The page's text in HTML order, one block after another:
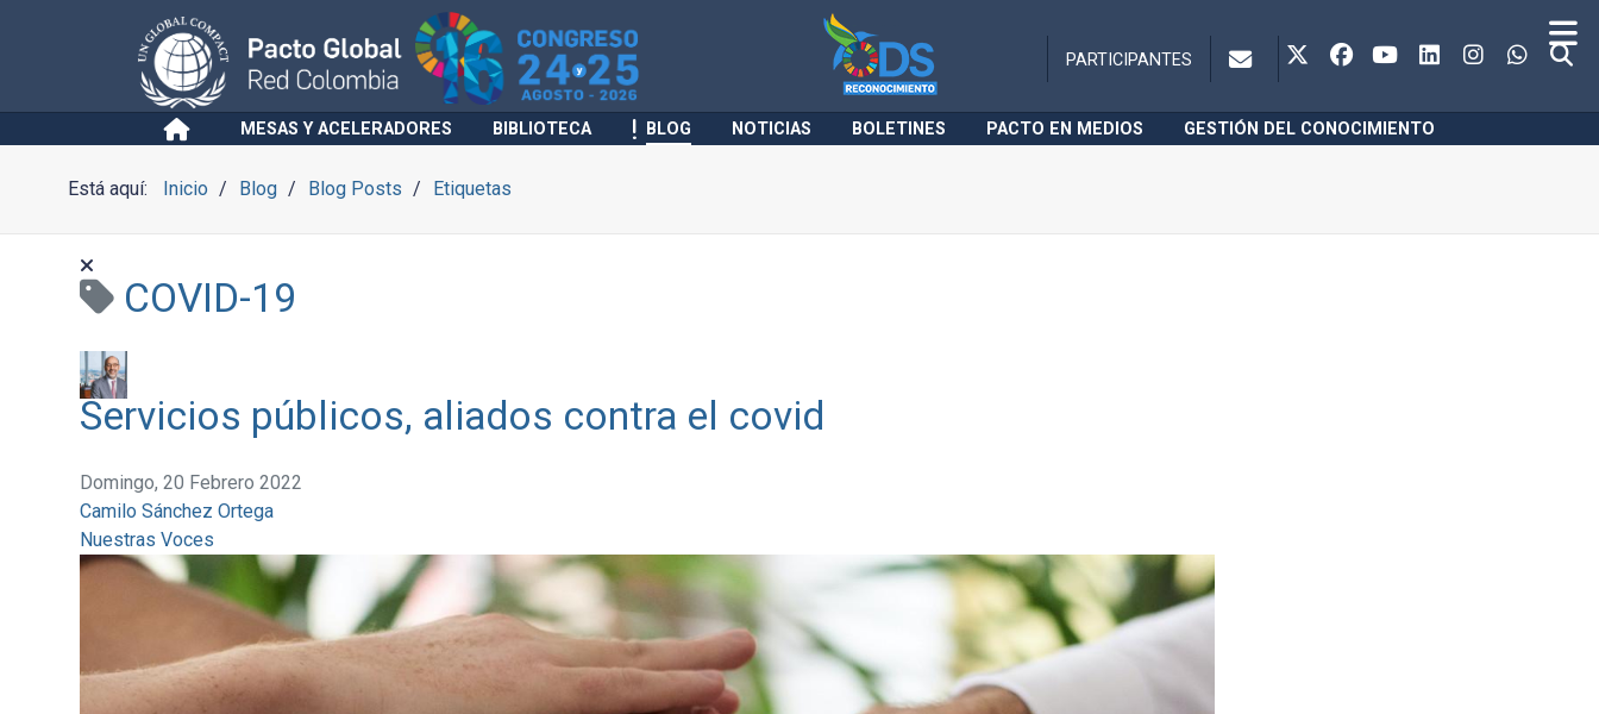
PARTICIPANTES
MESAS Y ACELERADORES BIBLIOTECA BLOG NOTICIAS BOLETINES PACTO EN MEDIOS GESTIÓN DEL CONOCIMIENTO
Está aquí: Inicio Blog Blog Posts Etiquetas
COVID-19
Servicios públicos, aliados contra el covid
Domingo, 20 Febrero 2022
Camilo Sánchez Ortega
Nuestras Voces